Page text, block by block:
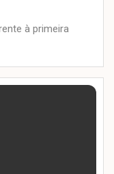
à primeira